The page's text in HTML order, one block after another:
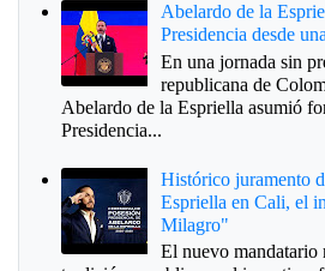
Abelardo de la
Presidencia desde
En una jornada sin
republicana de
Abelardo de la Espriella asumió
Presidencia...
Histórico juramento
Espriella en Cali, el
Milagro"
El nuevo mandatario